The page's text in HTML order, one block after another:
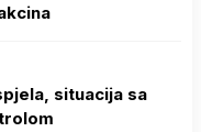
situacija sa